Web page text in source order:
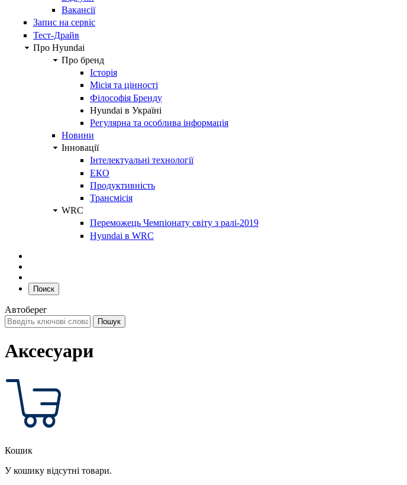
Вакансії
Запис на сервіс
Тест-Драйв
Про Hyundai
Про бренд
Історія
Місія та цінності
Філософія Бренду
Hyundai в Україні
Регулярна та особлива інформація
Новини
Інновації
Інтелектуальні технології
ЕКО
Продуктивність
Трансмісія
WRC
Переможець Чемпіонату світу з ралі-2019
Hyundai в WRC
Поиск
Автоберег
Аксесуари
Кошик
У кошику відсутні товари.